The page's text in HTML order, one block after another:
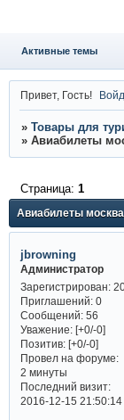
Активные темы
Привет, Гость!
» Товары для
» Авиабилеты
Авиабилеты
Страница: 1
jbrowning
Администратор
Зарегистрирован:
Приглашений:0
Сообщений:56
Уважение: [+0/-0]
Позитив: [+0/-0]
Провел на форуме:
2 минуты
Последний визит:
2016-12-15 21:50:14